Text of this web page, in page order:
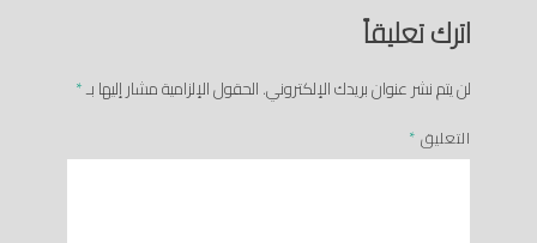
اترك تعليقاً
لن يتم نشر عنوان بريدك الإلكتروني.الحقول الإلزامية مشار إليها بـ*
التعليق *